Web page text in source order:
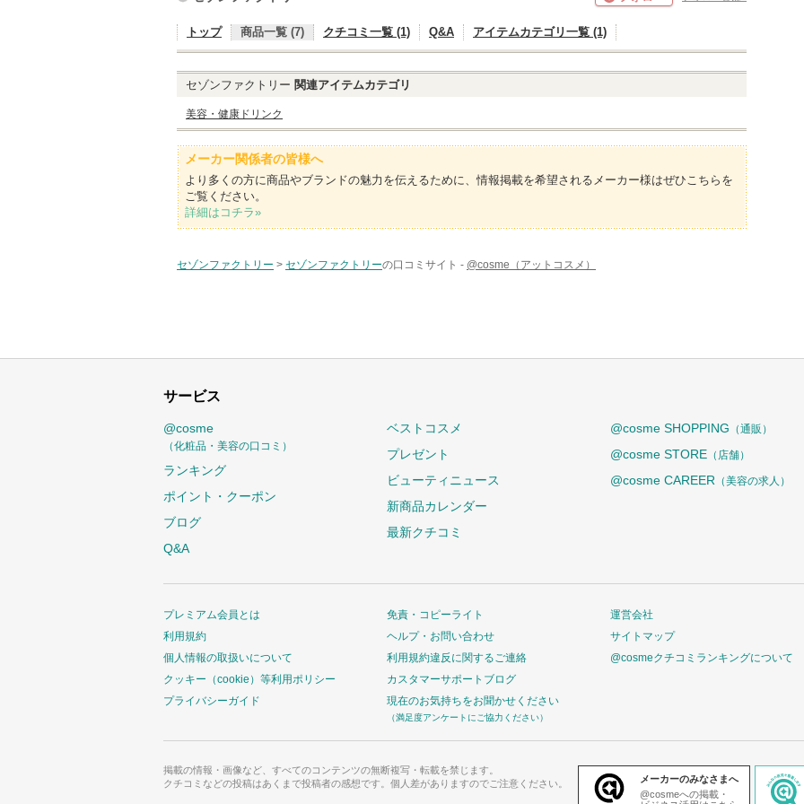
トップ 商品一覧 (7) クチコミ一覧 (1) Q&A アイテムカテゴリ一覧 (1)
セゾンファクトリー 関連アイテムカテゴリ
美容・健康ドリンク
メーカー関係者の皆様へ
より多くの方に商品やブランドの魅力を伝えるために、情報掲載を希望されるメーカー様はぜひこちらを
ご覧ください。
詳細はコチラ»
セゾンファクトリー > セゾンファクトリーの口コミサイト - @cosme（アットコスメ）
サービス
@cosme
（化粧品・美容の口コミ）
ランキング
ポイント・クーポン
ブログ
Q&A
ベストコスメ
プレゼント
ビューティニュース
新商品カレンダー
最新クチコミ
@cosme SHOPPING （通販）
@cosme STORE （店舗）
@cosme CAREER （美容の求人）
プレミアム会員とは
利用規約
個人情報の取扱いについて
クッキー（cookie）等利用ポリシー
プライバシーガイド
免責・コピーライト
ヘルプ・お問い合わせ
利用規約違反に関するご連絡
カスタマーサポートブログ
現在のお気持ちをお聞かせください
（満足度アンケートにご協力ください）
運営会社
サイトマップ
@cosmeクチコミランキングについて
掲載の情報・画像など、すべてのコンテンツの無断複写・転載を禁じます。
クチコミなどの投稿はあくまで投稿者の感想です。個人差がありますのでご注意ください。
メーカーのみなさまへ
@cosmeへの掲載・